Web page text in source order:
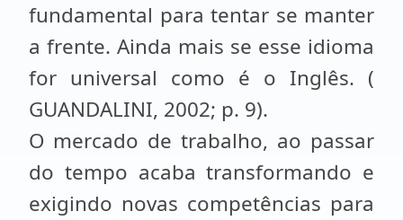
fundamental para tentar se manter
a frente. Ainda mais se esse idioma
for universal como é o Inglês. (
GUANDALINI, 2002; p. 9).
O mercado de trabalho, ao passar
do tempo acaba transformando e
exigindo novas competências para